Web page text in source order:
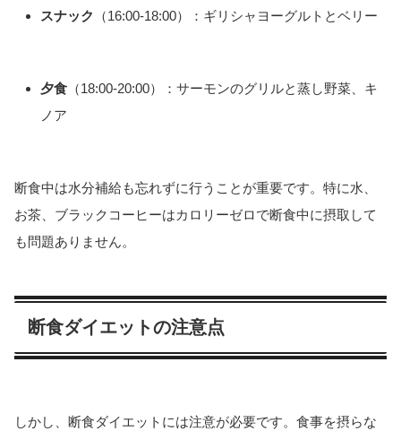
スナック （16:00-18:00）：ギリシャヨーグルトとベリー
夕食 （18:00-20:00）：サーモンのグリルと蒸し野菜、キ
ノア
断食中は水分補給も忘れずに行うことが重要です。特に水、
お茶、ブラックコーヒーはカロリーゼロで断食中に摂取して
も問題ありません。
断食ダイエットの注意点
しかし、断食ダイエットには注意が必要です。食事を摂らな